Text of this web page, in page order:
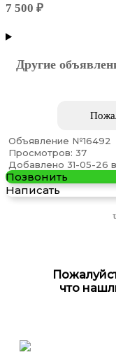
Продам Schaub
7 500 ₽
Другие
Объявление №16492
Просмотров: 37
Добавлено 31-05-26 в
Позвонить
Написать
что